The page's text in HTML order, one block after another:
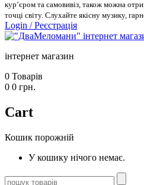
кур’єром та самовивіз, також можна
точці світу. Слухайте якісну музику,
Login /Реєстрація
інтернет магазин
0 Товарів
0 0 грн.
Cart
Кошик порожній
У кошику нічого немає.